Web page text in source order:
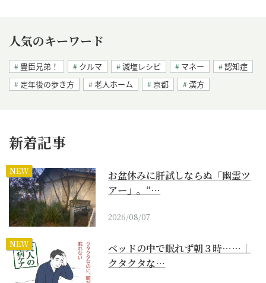
人気のキーワード
豊臣兄弟！ クルマ 減塩レシピ マネー
認知症
定年後の歩き方
老人ホーム 京都 漢方
新着記事
NEW
お盆休みに肝試しならぬ「幽霊ツ
アー」。“…
2026/08/07
NEW
ベッドの中で眠れず朝３時……｜
クタクタな…